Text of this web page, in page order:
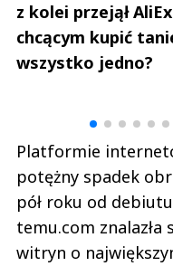
z kolei przejął
chcącym kupić
wszystko jedno?
Platformie
potężny spadek
pół roku od
temu.com znalazła
witryn o